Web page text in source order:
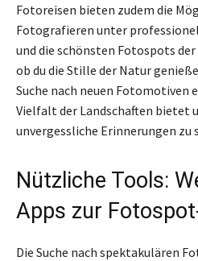
Fotoreisen bieten zudem die
Fotografieren unter
und die schönsten Fotospots
ob du die Stille der Natur
Suche nach neuen Fotomotiven
Vielfalt der Landschaften bietet
unvergessliche Erinnerungen zu
Nützliche Tools:
Apps zur
Die Suche nach spektakulären